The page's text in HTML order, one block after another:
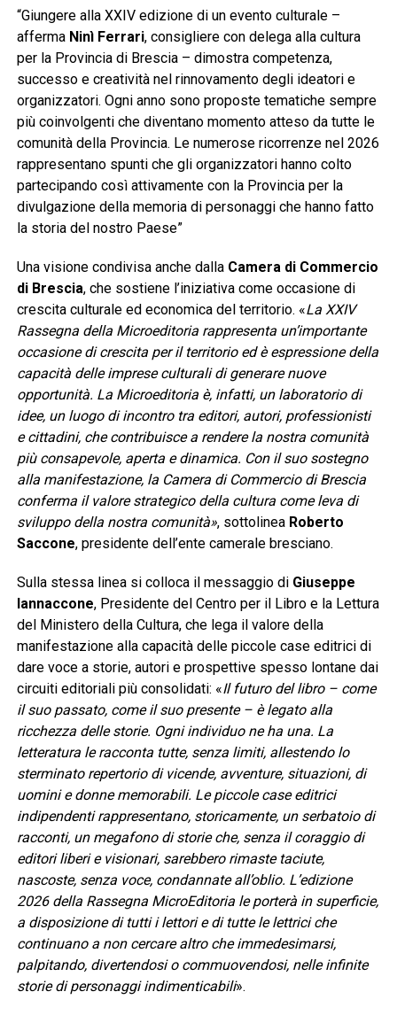
“Giungere alla XXIV edizione di un evento culturale –
afferma Ninì Ferrari, consigliere con delega alla cultura
per la Provincia di Brescia – dimostra competenza,
successo e creatività nel rinnovamento degli ideatori e
organizzatori. Ogni anno sono proposte tematiche sempre
più coinvolgenti che diventano momento atteso da tutte le
comunità della Provincia. Le numerose ricorrenze nel 2026
rappresentano spunti che gli organizzatori hanno colto
partecipando così attivamente con la Provincia per la
divulgazione della memoria di personaggi che hanno fatto
la storia del nostro Paese”
Una visione condivisa anche dalla Camera di Commercio
di Brescia, che sostiene l’iniziativa come occasione di
crescita culturale ed economica del territorio. «La XXIV
Rassegna della Microeditoria rappresenta un’importante
occasione di crescita per il territorio ed è espressione della
capacità delle imprese culturali di generare nuove
opportunità. La Microeditoria è, infatti, un laboratorio di
idee, un luogo di incontro tra editori, autori, professionisti
e cittadini, che contribuisce a rendere la nostra comunità
più consapevole, aperta e dinamica. Con il suo sostegno
alla manifestazione, la Camera di Commercio di Brescia
conferma il valore strategico della cultura come leva di
sviluppo della nostra comunità», sottolinea Roberto
Saccone, presidente dell’ente camerale bresciano.
Sulla stessa linea si colloca il messaggio di Giuseppe
Iannaccone, Presidente del Centro per il Libro e la Lettura
del Ministero della Cultura, che lega il valore della
manifestazione alla capacità delle piccole case editrici di
dare voce a storie, autori e prospettive spesso lontane dai
circuiti editoriali più consolidati: «Il futuro del libro – come
il suo passato, come il suo presente – è legato alla
ricchezza delle storie. Ogni individuo ne ha una. La
letteratura le racconta tutte, senza limiti, allestendo lo
sterminato repertorio di vicende, avventure, situazioni, di
uomini e donne memorabili. Le piccole case editrici
indipendenti rappresentano, storicamente, un serbatoio di
racconti, un megafono di storie che, senza il coraggio di
editori liberi e visionari, sarebbero rimaste taciute,
nascoste, senza voce, condannate all’oblio. L’edizione
2026 della Rassegna MicroEditoria le porterà in superficie,
a disposizione di tutti i lettori e di tutte le lettrici che
continuano a non cercare altro che immedesimarsi,
palpitando, divertendosi o commuovendosi, nelle infinite
storie di personaggi indimenticabili».